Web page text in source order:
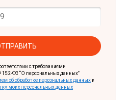
с требованиями
152-ФЗ “О персональных данных”
об обработке персональных данных и
моих персональных данных